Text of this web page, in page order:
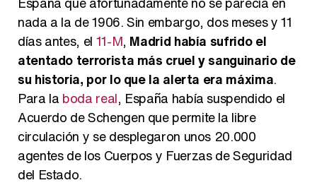
nada a la de 1906. Sin embargo, dos meses y 11
días antes, el 11-M, Madrid había sufrido el
atentado terrorista más cruel y sanguinario de
su historia, por lo que la alerta era máxima.
Para la boda real, España había suspendido el
Acuerdo de Schengen que permite la libre
circulación y se desplegaron unos 20.000
agentes de los Cuerpos y Fuerzas de Seguridad
del Estado.